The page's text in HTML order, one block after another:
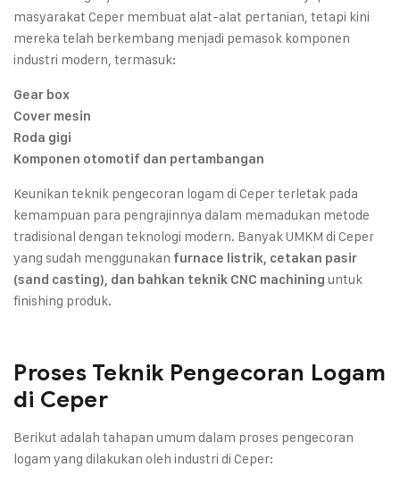
masyarakat Ceper membuat alat-alat pertanian, tetapi kini
mereka telah berkembang menjadi pemasok komponen
industri modern, termasuk:
Gear box
Cover mesin
Roda gigi
Komponen otomotif dan pertambangan
Keunikan teknik pengecoran logam di Ceper terletak pada
kemampuan para pengrajinnya dalam memadukan metode
tradisional dengan teknologi modern. Banyak UMKM di Ceper
yang sudah menggunakan furnace listrik, cetakan pasir
(sand casting), dan bahkan teknik CNC machining untuk
finishing produk.
Proses Teknik Pengecoran Logam
di Ceper
Berikut adalah tahapan umum dalam proses pengecoran
logam yang dilakukan oleh industri di Ceper: